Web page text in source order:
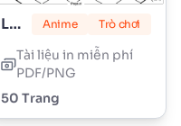
Lily Love Braids Anime Trò chơi
Tài liệu in miễn phí
PDF/PNG
50 Trang